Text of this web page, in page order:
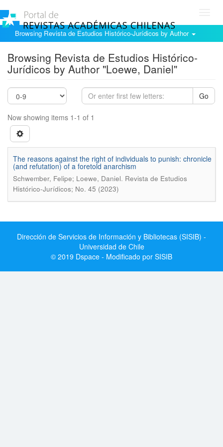
Browsing Revista de Estudios Histórico-Jurídicos by Author
Browsing Revista de Estudios Histórico-
Jurídicos by Author "Loewe, Daniel"
Go
Now showing items 1-1 of 1
The reasons against the right of individuals to punish: chronicle
(and refutation) of a foretold anarchism
Schwember, Felipe; Loewe, Daniel. Revista de Estudios
Histórico-Jurídicos; No. 45 (2023)
Dirección de Servicios de Información y Bibliotecas (SISIB) -
Universidad de Chile
© 2019 Dspace - Modificado por SISIB